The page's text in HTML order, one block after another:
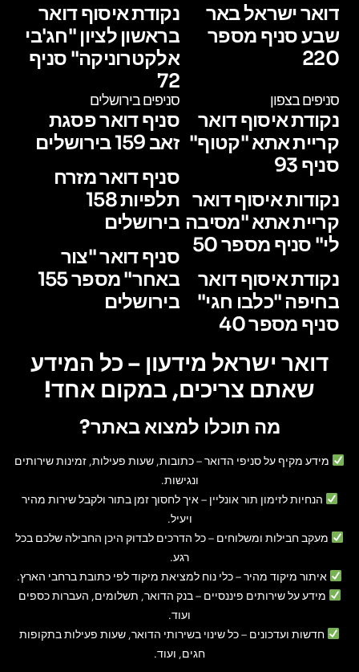
דואר ישראל באר
שבע סניף מספר
220
נקודת איסוף דואר
בראשון לציון "חג'בי
אלקטרוניקה" סניף
72
סניפים בצפון
נקודת איסוף דואר
קריית אתא "קטוף"
סניף 93
נקודות איסוף דואר
קריית אתא "מסיבה
לי" סניף מספר 50
נקודת איסוף דואר
בחיפה "כלבו חגי"
סניף מספר 40
סניפים בירושלים
סניף דואר פסגת
זאב 159 בירושלים
סניף דואר מזרח
תלפיות 158
בירושלים
סניף דואר "צור
באחר" מספר 155
בירושלים
דואר ישראל מידעון – כל המידע
שאתם צריכים, במקום אחד!
מה תוכלו למצוא באתר?
מידע מקיף על סניפי הדואר– כתובות, שעות פעילות, זמינות שירותים
ונגישות.
הנחיות לזימון תור אונליין – איך לחסוך זמן בתור ולקבל שירות מהיר
ויעיל.
מעקב חבילות ומשלוחים – כל הדרכים לבדוק היכן החבילה שלכם בכל
רגע.
איתור מיקוד מהיר– כלי נוח למציאת מיקוד לפי כתובת ברחבי הארץ.
מידע על שירותים פיננסיים – בנק הדואר, תשלומים, העברות כספים
ועוד.
חדשות ועדכונים – כל שינוי בשירותי הדואר, שעות פעילות בתקופות
חגים, ועוד.